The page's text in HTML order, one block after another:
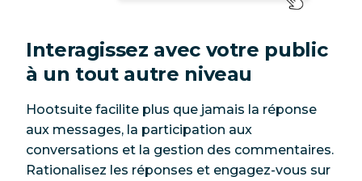
Interagissez avec votre public
à un tout autre niveau
Hootsuite facilite plus que jamais la réponse
aux messages, la participation aux
conversations et la gestion des commentaires.
Rationalisez les réponses et engagez-vous sur